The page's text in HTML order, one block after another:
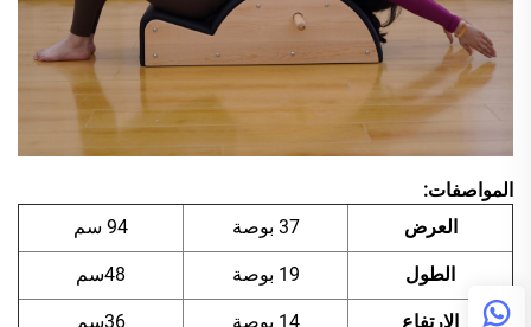
المواصفات:
العرض
37 بوصة 94 سم
الطول 19 بوصة 48سم
الارتفاع 14 بوصة 36سم